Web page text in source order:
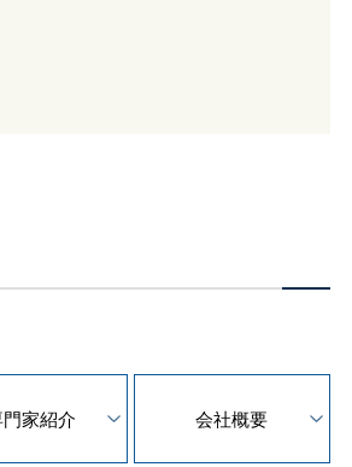
門家紹介 会社概要